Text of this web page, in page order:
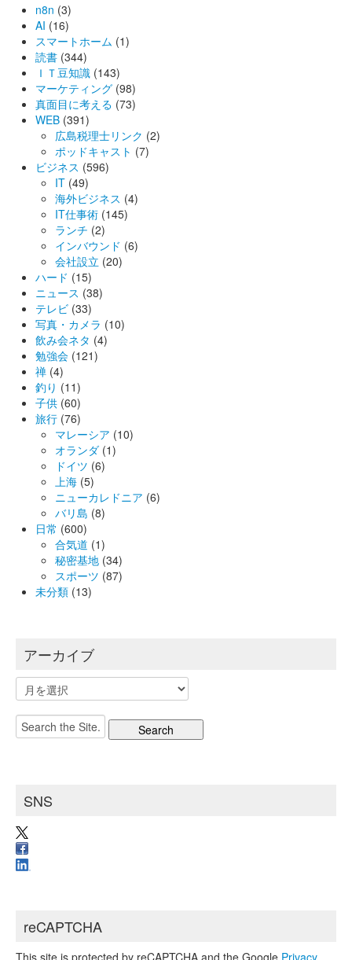
n8n (3)
AI (16)
スマートホーム (1)
読書 (344)
ＩＴ豆知識 (143)
マーケティング (98)
真面目に考える (73)
WEB (391)
広島税理士リンク (2)
ポッドキャスト (7)
ビジネス (596)
IT (49)
海外ビジネス (4)
IT仕事術 (145)
ランチ (2)
インバウンド (6)
会社設立 (20)
ハード (15)
ニュース (38)
テレビ (33)
写真・カメラ (10)
飲み会ネタ (4)
勉強会 (121)
禅 (4)
釣り (11)
子供 (60)
旅行 (76)
マレーシア (10)
オランダ (1)
ドイツ (6)
上海 (5)
ニューカレドニア (6)
バリ島 (8)
日常 (600)
合気道 (1)
秘密基地 (34)
スポーツ (87)
未分類 (13)
アーカイブ
ア
ー
カ
イ
Search
for:
SNS
reCAPTCHA
This site is protected by reCAPTCHA and the Google Privacy